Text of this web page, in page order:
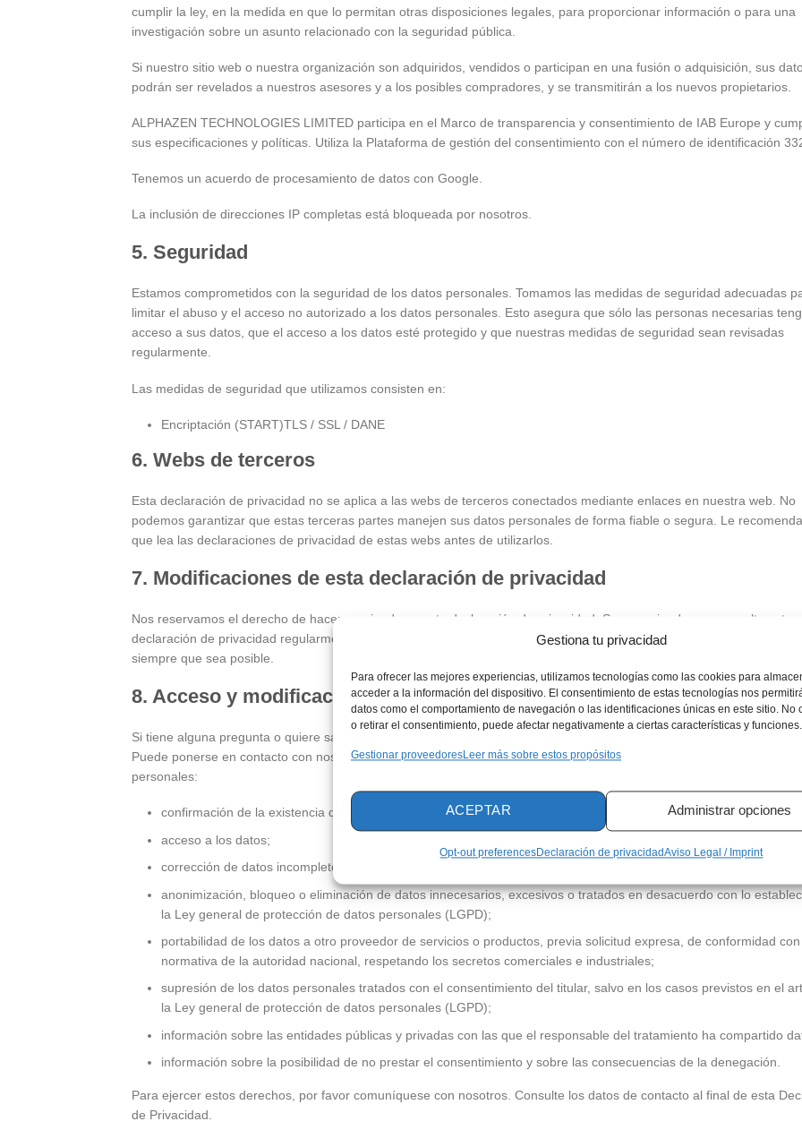
Gestiona tu privacidad
Para ofrecer las mejores experiencias, utilizamos tecnologías como las cookies para
acceder a la información del dispositivo. El consentimiento de estas tecnologías nos
datos como el comportamiento de navegación o las identificaciones únicas en este sitio. No
o retirar el consentimiento, puede afectar negativamente a ciertas características y funciones.
Gestionar proveedoresLeer más sobre estos propósitos
ACEPTAR Administrar opciones
Opt-out preferencesDeclaración de privacidadAviso Legal / Imprint
cumplir la ley, en la medida en que lo permitan otras disposiciones legales, para proporcionar información o para una
investigación sobre un asunto relacionado con la seguridad pública.
Si nuestro sitio web o nuestra organización son adquiridos, vendidos o participan en una fusión o adquisición, sus
podrán ser revelados a nuestros asesores y a los posibles compradores, y se transmitirán a los nuevos propietarios.
ALPHAZEN TECHNOLOGIES LIMITED participa en el Marco de transparencia y consentimiento de IAB Europe y
sus especificaciones y políticas. Utiliza la Plataforma de gestión del consentimiento con el número de identificación
Tenemos un acuerdo de procesamiento de datos con Google.
La inclusión de direcciones IP completas está bloqueada por nosotros.
5. Seguridad
Estamos comprometidos con la seguridad de los datos personales. Tomamos las medidas de seguridad adecuadas
limitar el abuso y el acceso no autorizado a los datos personales. Esto asegura que sólo las personas necesarias
acceso a sus datos, que el acceso a los datos esté protegido y que nuestras medidas de seguridad sean revisadas
regularmente.
Las medidas de seguridad que utilizamos consisten en:
Encriptación (START)TLS / SSL / DANE
6. Webs de terceros
Esta declaración de privacidad no se aplica a las webs de terceros conectados mediante enlaces en nuestra web. No
podemos garantizar que estas terceras partes manejen sus datos personales de forma fiable o segura. Le
que lea las declaraciones de privacidad de estas webs antes de utilizarlos.
7. Modificaciones de esta declaración de privacidad
Nos reservamos el derecho de hacer enmiendas a esta declaración de privacidad. Se recomienda que consulte esta
declaración de privacidad regularmente para estar al tanto de cualquier cambio. Además, le informaremos activamente
siempre que sea posible.
8. Acceso y modificación de sus datos
Si tiene alguna pregunta o quiere saber qué datos personales tenemos sobre usted, póngase en contacto con
Puede ponerse en contacto con nosotros a través de la siguiente información. Sus derechos con respecto a los datos
personales:
confirmación de la existencia del tratamiento;
acceso a los datos;
corrección de datos incompletos, inexactos o desactualizados;
anonimización, bloqueo o eliminación de datos innecesarios, excesivos o tratados en desacuerdo con lo
la Ley general de protección de datos personales (LGPD);
portabilidad de los datos a otro proveedor de servicios o productos, previa solicitud expresa, de conformidad con
normativa de la autoridad nacional, respetando los secretos comerciales e industriales;
supresión de los datos personales tratados con el consentimiento del titular, salvo en los casos previstos en el
la Ley general de protección de datos personales (LGPD);
información sobre las entidades públicas y privadas con las que el responsable del tratamiento ha compartido
información sobre la posibilidad de no prestar el consentimiento y sobre las consecuencias de la denegación.
Para ejercer estos derechos, por favor comuníquese con nosotros. Consulte los datos de contacto al final de esta
de Privacidad.